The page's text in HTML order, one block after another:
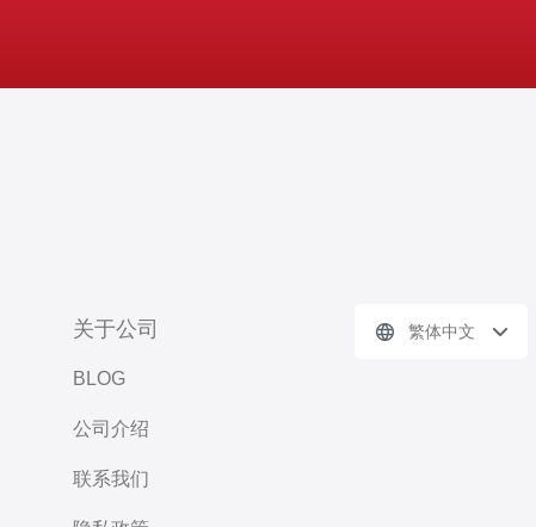
关于公司
BLOG
公司介绍
联系我们
繁体中文